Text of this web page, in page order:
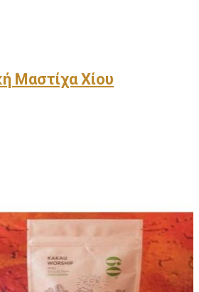
Μαστίχα Χίου